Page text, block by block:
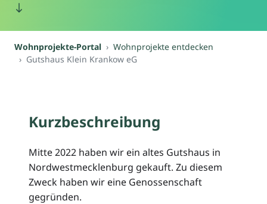
Wohnprojekte-Portal
Wohnprojekte entdecken
Gutshaus Klein Krankow eG
Kurzbeschreibung
Mitte 2022 haben wir ein altes Gutshaus in
Nordwestmecklenburg gekauft. Zu diesem
Zweck haben wir eine Genossenschaft
gegründen.